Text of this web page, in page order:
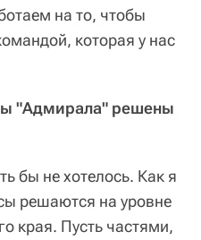
на то, чтобы
которая у нас
"Адмирала" решены
бы не хотелось. Как я
решаются на уровне
края. Пусть частями,